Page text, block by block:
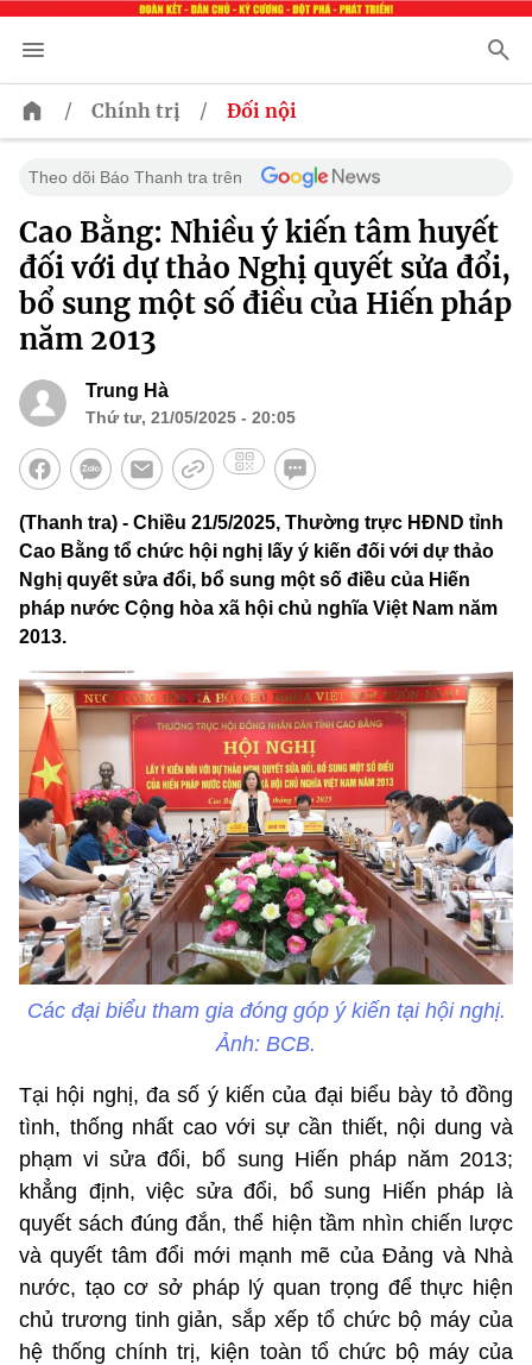
/ Chính trị / Đối nội
Theo dõi Báo Thanh tra trên
Cao Bằng: Nhiều ý kiến tâm huyết
đối với dự thảo Nghị quyết sửa đổi,
bổ sung một số điều của Hiến pháp
năm 2013
Trung Hà
Thứ tư, 21/05/2025 - 20:05
(Thanh tra) - Chiều 21/5/2025, Thường trực HĐND tỉnh
Cao Bằng tổ chức hội nghị lấy ý kiến đối với dự thảo
Nghị quyết sửa đổi, bổ sung một số điều của Hiến
pháp nước Cộng hòa xã hội chủ nghĩa Việt Nam năm
2013.
Các đại biểu tham gia đóng góp ý kiến tại hội nghị.
Ảnh: BCB.
Tại hội nghị, đa số ý kiến của đại biểu bày tỏ đồng
tình, thống nhất cao với sự cần thiết, nội dung và
phạm vi sửa đổi, bổ sung Hiến pháp năm 2013;
khẳng định, việc sửa đổi, bổ sung Hiến pháp là
quyết sách đúng đắn, thể hiện tầm nhìn chiến lược
và quyết tâm đổi mới mạnh mẽ của Đảng và Nhà
nước, tạo cơ sở pháp lý quan trọng để thực hiện
chủ trương tinh giản, sắp xếp tổ chức bộ máy của
hệ thống chính trị, kiện toàn tổ chức bộ máy của